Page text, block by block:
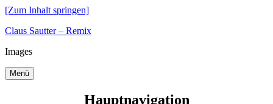
[Zum Inhalt springen]
Claus Sautter – Remix
Images
Menü
Hauptnavigation